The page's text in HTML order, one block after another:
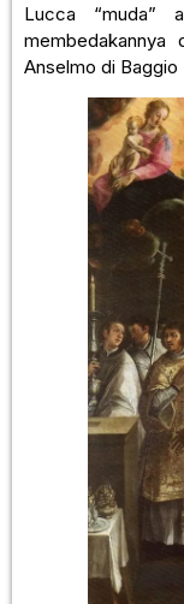
Lucca “muda”
membedakannya
Anselmo di Baggio